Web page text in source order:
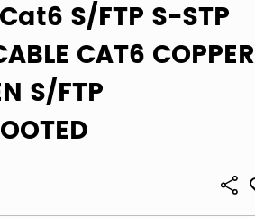
S/FTP S-STP
CAT6 COPPER
S/FTP